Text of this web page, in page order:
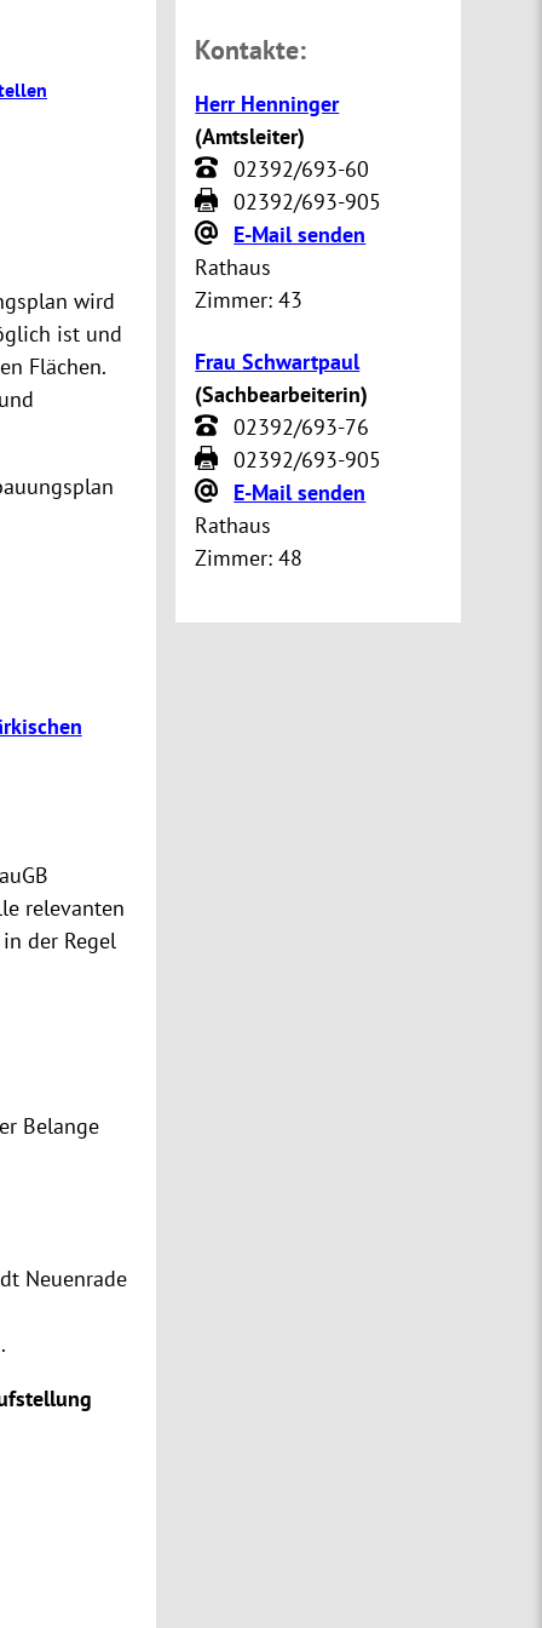
wird
ist und
Flächen.
relevanten
der Regel
Belange
Neuenrade
Kontakte:
Herr Henninger
(Amtsleiter)
02392/693-60
02392/693-905
E-Mail senden
Rathaus
Zimmer: 43
Frau Schwartpaul
(Sachbearbeiterin)
02392/693-76
02392/693-905
E-Mail senden
Rathaus
Zimmer: 48